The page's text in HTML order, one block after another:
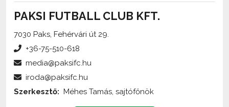
7030 Paks, Fehérvári út 29.
Küldjön üzenetet!